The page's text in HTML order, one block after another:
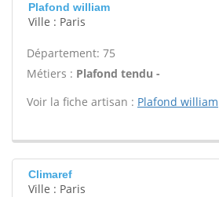
Plafond william
Ville : Paris
Département: 75
Métiers : Plafond tendu -
Voir la fiche artisan : Plafond william
Climaref
Ville : Paris